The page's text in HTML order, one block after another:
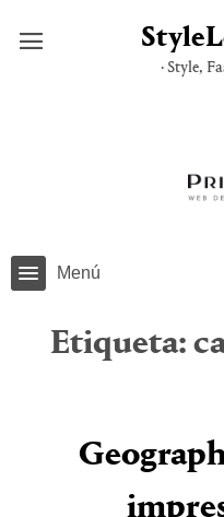
· Style,
Menú
Etiqueta: